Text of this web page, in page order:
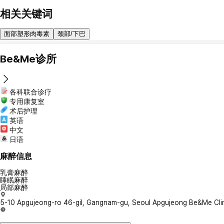
相关关键词
面部塑形肉毒素 颈部/下巴
Be&Me诊所
各科联合诊疗
专用康复室
术后护理
英语
中文
日语
麻醉信息
乳膏麻醉
睡眠麻醉
局部麻醉
5-10 Apgujeong-ro 46-gil, Gangnam-gu, Seoul Apgujeong Be&Me